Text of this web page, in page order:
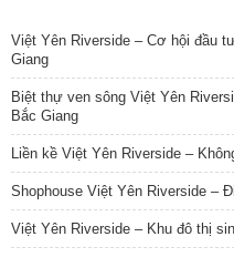
Việt Yên Riverside – Cơ hội đầu
Giang
Biệt thự ven sông Việt Yên
Bắc Giang
Liền kề Việt Yên Riverside –
Shophouse Việt Yên Riverside –
Việt Yên Riverside – Khu đô thị